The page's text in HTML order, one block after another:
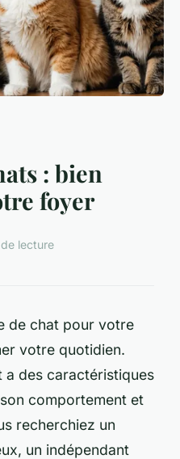
: bien
foyer
lecture
de chat pour votre
votre quotidien.
a des caractéristiques
comportement et
recherchiez un
un indépendant